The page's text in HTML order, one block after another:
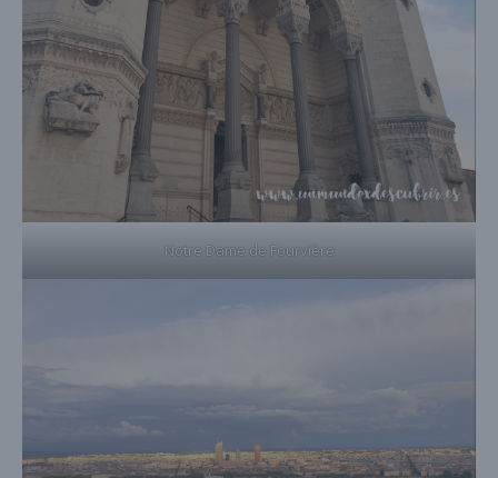
Notre Dame de Fourvière